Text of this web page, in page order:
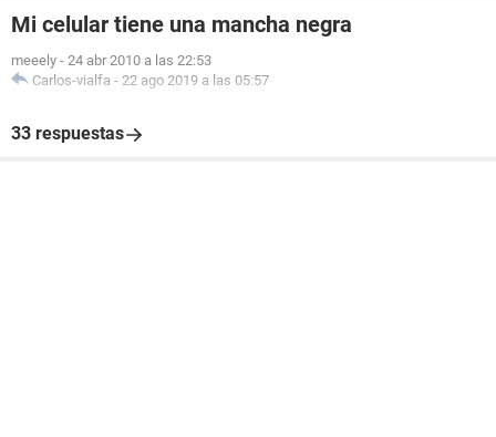
Mi celular tiene una mancha negra
meeely - 24 abr 2010 a las 22:53
Carlos-vialfa - 22 ago 2019 a las 05:57
33 respuestas